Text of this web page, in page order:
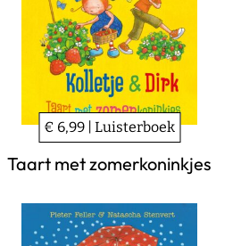
€ 6,99 | Luisterboek
Taart met zomerkoninkjes